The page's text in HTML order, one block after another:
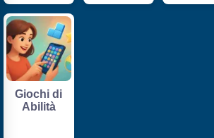
Giochi di
Abilità